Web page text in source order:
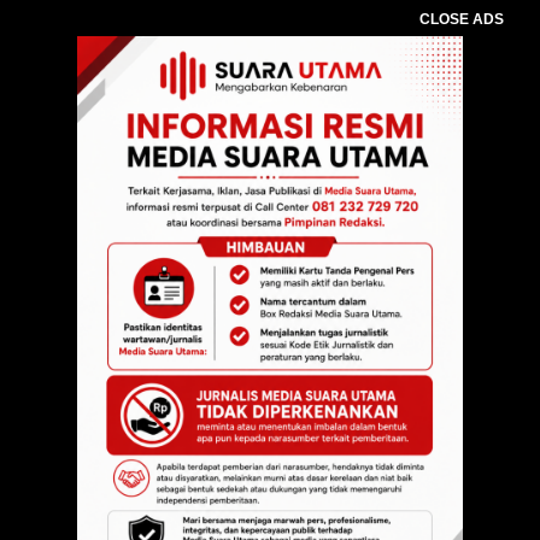
CLOSE ADS